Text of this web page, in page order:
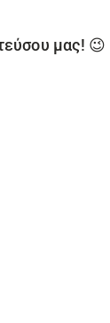
μας! 😉